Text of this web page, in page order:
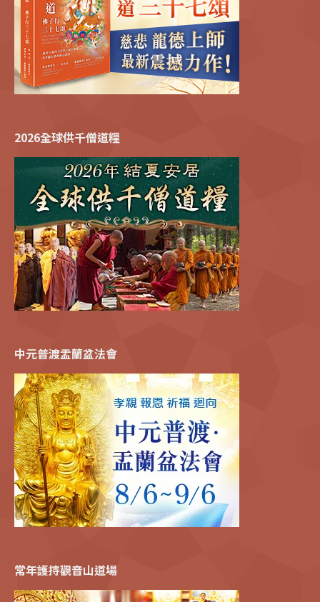
2026全球供千僧道糧
中元普渡盂蘭盆法會
常年護持觀音山道場